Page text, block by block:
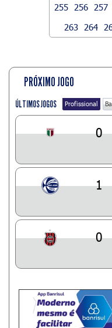
255
256 257
263
264
PRÓXIMO JOGO
ÚLTIMOS JOGOS Profissional
0
1
0